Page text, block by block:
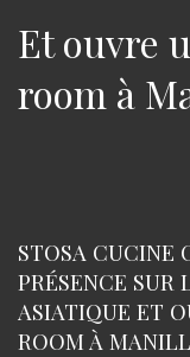
Et ouvre
room à
STOSA CUCINE
PRÉSENCE SUR
ASIATIQUE ET
ROOM À